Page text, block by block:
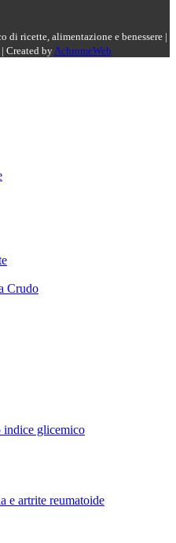
di ricette, alimentazione e benessere |
| Created by AchromeWeb
Crudo
indice glicemico
e artrite reumatoide